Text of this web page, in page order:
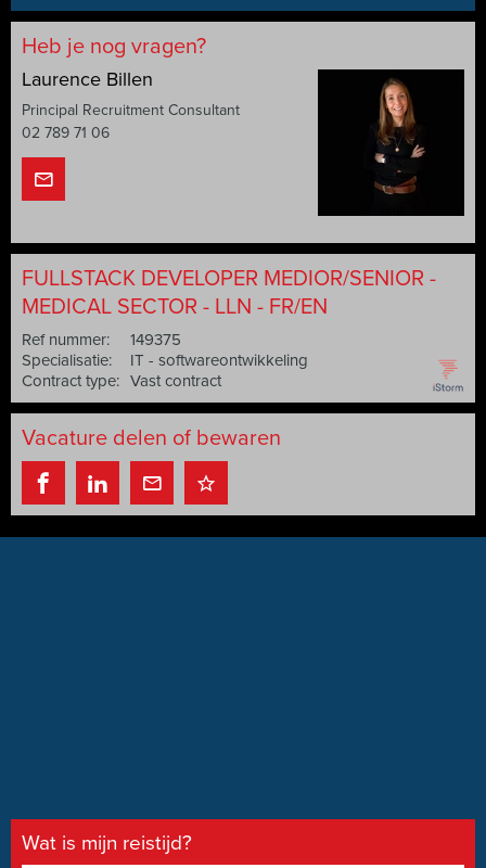
Heb je nog vragen?
Laurence Billen
Principal Recruitment Consultant
02 789 71 06
FULLSTACK DEVELOPER MEDIOR/SENIOR -
MEDICAL SECTOR - LLN - FR/EN
Ref nummer:
149375
Specialisatie:
IT - softwareontwikkeling
Contract type: Vast contract
Vacature delen of bewaren
Wat is mijn reistijd?